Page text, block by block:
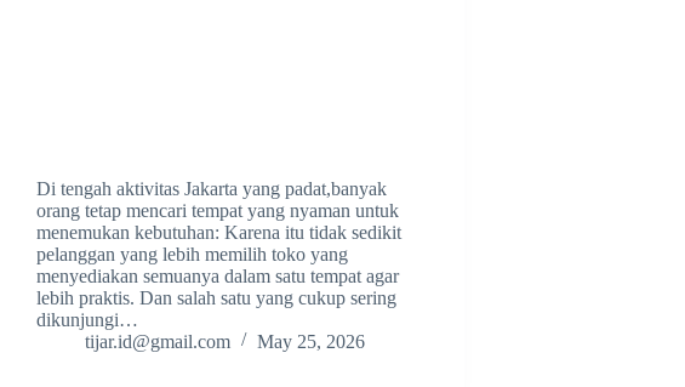
Di tengah aktivitas Jakarta yang padat,banyak
orang tetap mencari tempat yang nyaman untuk
menemukan kebutuhan: Karena itu tidak sedikit
pelanggan yang lebih memilih toko yang
menyediakan semuanya dalam satu tempat agar
lebih praktis. Dan salah satu yang cukup sering
dikunjungi…
tijar.id@gmail.com
May 25, 2026